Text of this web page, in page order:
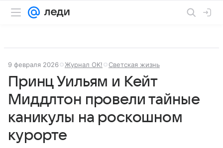
9 февраля 2026 Журнал OK! Светская жизнь
Принц Уильям и Кейт
Миддлтон провели тайные
каникулы на роскошном
курорте